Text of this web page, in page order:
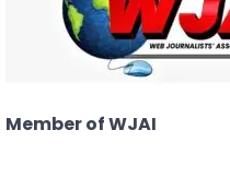
Member of WJAI